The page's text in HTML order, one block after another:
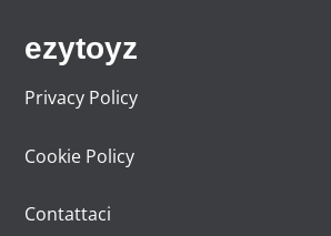
ezytoyz
Privacy Policy
Cookie Policy
Contattaci